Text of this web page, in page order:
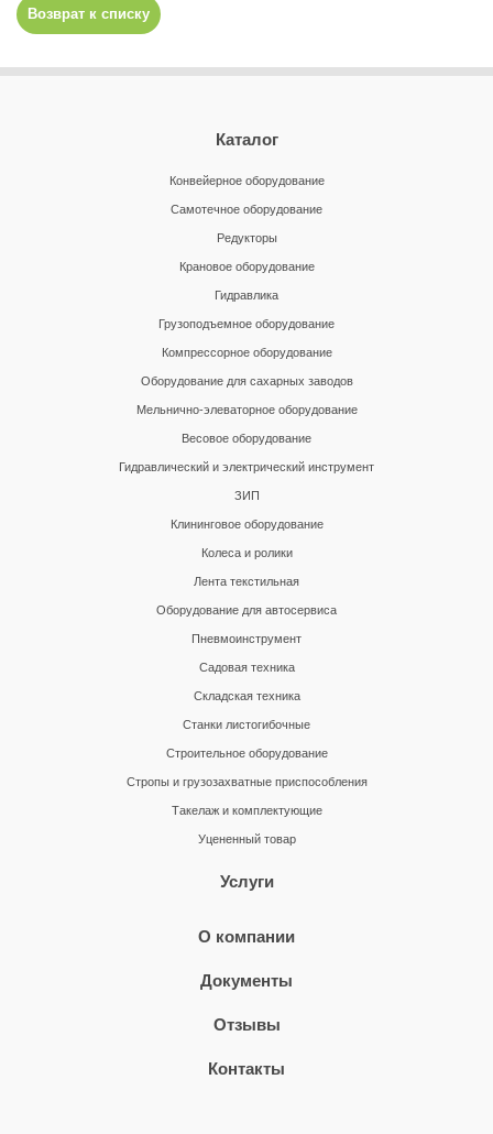
Возврат к списку
Каталог
Конвейерное оборудование
Самотечное оборудование
Редукторы
Крановое оборудование
Гидравлика
Грузоподъемное оборудование
Компрессорное оборудование
Оборудование для сахарных заводов
Мельнично-элеваторное оборудование
Весовое оборудование
Гидравлический и электрический инструмент
ЗИП
Клининговое оборудование
Колеса и ролики
Лента текстильная
Оборудование для автосервиса
Пневмоинструмент
Садовая техника
Складская техника
Станки листогибочные
Строительное оборудование
Стропы и грузозахватные приспособления
Такелаж и комплектующие
Уцененный товар
Услуги
О компании
Документы
Отзывы
Контакты